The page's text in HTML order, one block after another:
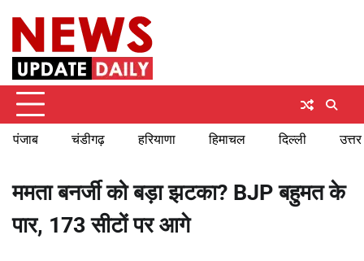
content
पंजाब चंडीगढ़ हरियाणा हिमाचल दिल्ली
ममता बनर्जी को बड़ा झटका? BJP बहुमत के
पार, 173 सीटों पर आगे